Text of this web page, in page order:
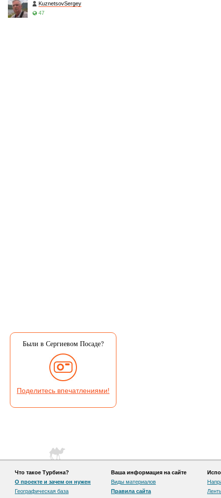
KuznetsovSergey
47
Были в Сергиевом Посаде?
Поделитесь впечатлениями!
Что такое Турбина?
О проекте и зачем он нужен
Географическая база
Ваша информация на сайте
Виды материалов
Правила сайта